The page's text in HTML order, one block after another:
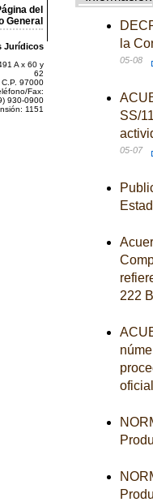
del
General
Jurídicos
A x 60 y
62
97000
Fax:
930-0900
1151
la
05-08
SS/
05-07
222